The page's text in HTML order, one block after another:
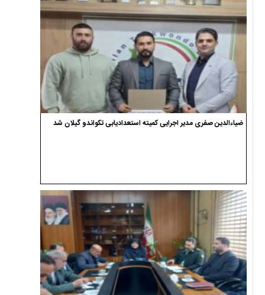
ضیاءالدین صفری مدیر اجرایی کمیته استعدادیابی تکواندو گیلان شد